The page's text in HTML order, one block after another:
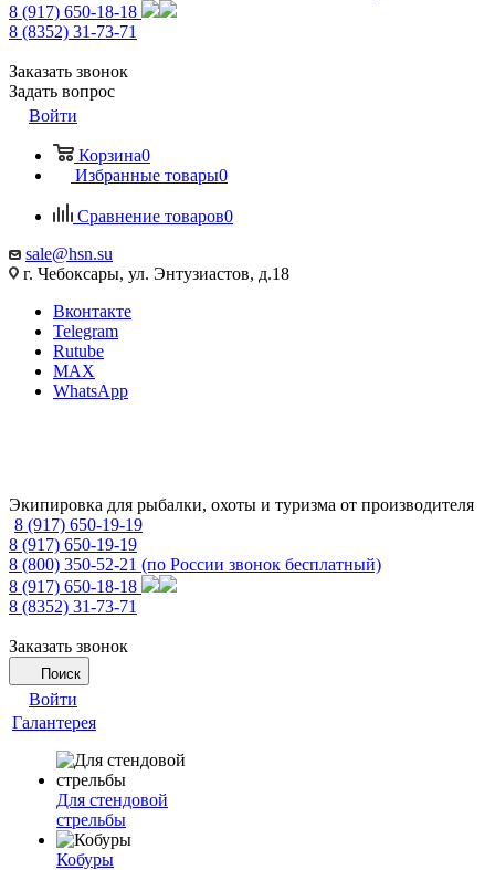
8 (917) 650-18-18
8 (8352) 31-73-71
Заказать звонок
Задать вопрос
Войти
Корзина0
Избранные товары0
Сравнение товаров0
sale@hsn.su
г. Чебоксары, ул. Энтузиастов, д.18
Вконтакте
Telegram
Rutube
MAX
WhatsApp
Экипировка для рыбалки, охоты и туризма от производителя
8 (917) 650-19-19
8 (917) 650-19-19
8 (800) 350-52-21 (по России звонок бесплатный)
8 (917) 650-18-18
8 (8352) 31-73-71
Заказать звонок
Поиск
Войти
Галантерея
Для стендовой
стрельбы
Кобуры